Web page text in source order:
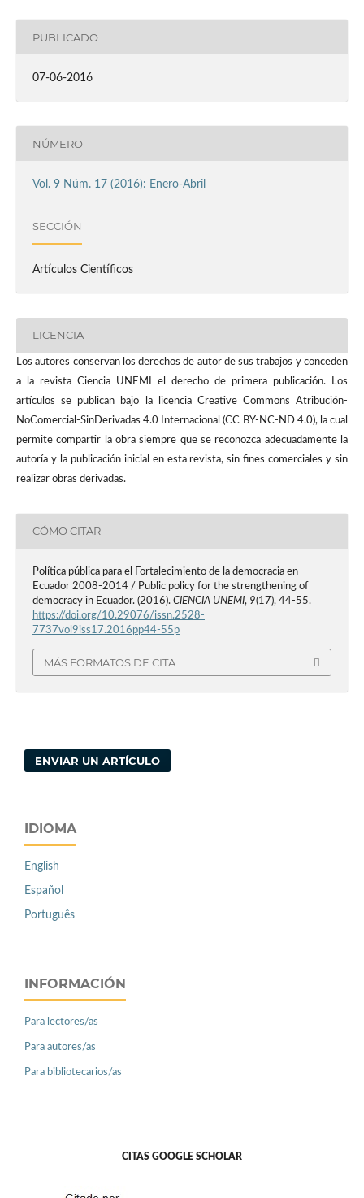
PUBLICADO
07-06-2016
NÚMERO
Vol. 9 Núm. 17 (2016): Enero-Abril
SECCIÓN
Artículos Científicos
LICENCIA
Los autores conservan los derechos de autor de sus trabajos y conceden
a la revista Ciencia UNEMI el derecho de primera publicación. Los
artículos se publican bajo la licencia Creative Commons Atribución-
NoComercial-SinDerivadas 4.0 Internacional (CC BY-NC-ND 4.0), la cual
permite compartir la obra siempre que se reconozca adecuadamente la
autoría y la publicación inicial en esta revista, sin fines comerciales y sin
realizar obras derivadas.
CÓMO CITAR
Política pública para el Fortalecimiento de la democracia en
Ecuador 2008-2014 / Public policy for the strengthening of
democracy in Ecuador. (2016). CIENCIA UNEMI, 9(17), 44-55.
https://doi.org/10.29076/issn.2528-
7737vol9iss17.2016pp44-55p
MÁS FORMATOS DE CITA
ENVIAR UN ARTÍCULO
IDIOMA
English
Español
Português
INFORMACIÓN
Para lectores/as
Para autores/as
Para bibliotecarios/as
CITAS GOOGLE SCHOLAR